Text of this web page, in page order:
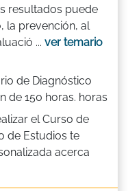
resultados puede
la prevención, al
... ver temario
de Diagnóstico
de 150 horas. horas
el Curso de
de Estudios te
acerca